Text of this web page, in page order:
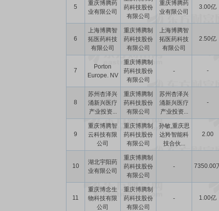
5
重庆博腾药
业有限公司
药科技股份
有限公司
重庆博腾药
业有限公司
3.00亿
6
上海博腾智
拓医药科技
有限公司
重庆博腾制
药科技股份
有限公司
上海博腾智
拓医药科技
有限公司
2.50亿
7
Porton
Europe. NV
重庆博腾制
药科技股份
有限公司
- -
8
苏州杏泽兴
涌新兴医疗
产业投资...
重庆博腾制
药科技股份
有限公司
苏州杏泽兴
涌新兴医疗
产业投资...
-
9
重庆博腾智
云科技有限
公司
重庆博腾制
药科技股份
有限公司
孙敏,重庆思
达羚智能科
技合伙...
2.00
10
湖北宇阳药
业有限公司
重庆博腾制
药科技股份
有限公司
- 7350.00
11
重庆博念生
物科技有限
公司
重庆博腾制
药科技股份
有限公司
- 1.00亿